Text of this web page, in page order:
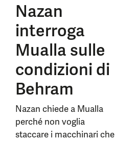
Nazan
interroga
Mualla sulle
condizioni di
Behram
Nazan chiede a Mualla
perché non voglia
staccare i macchinari che